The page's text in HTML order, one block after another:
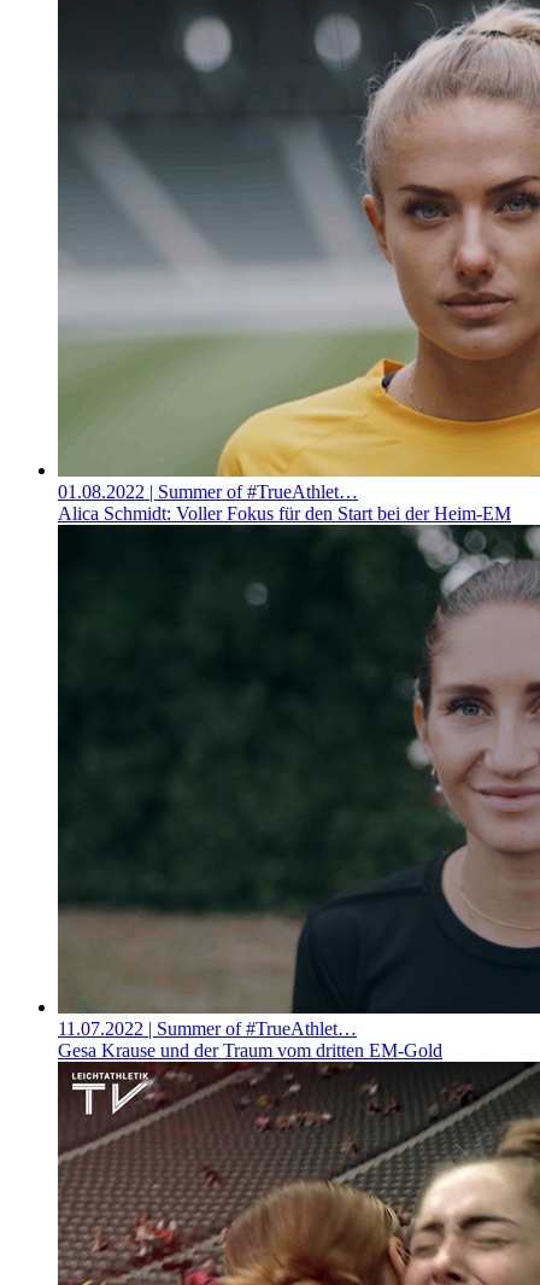
01.08.2022 | Summer of #TrueAthlet…
Alica Schmidt: Voller Fokus für den Start bei der Heim-EM
11.07.2022 | Summer of #TrueAthlet…
Gesa Krause und der Traum vom dritten EM-Gold